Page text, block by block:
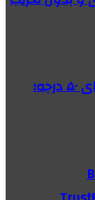
هشدار قرمز هواشناسی برای گرمای ۵۰ درجه؛